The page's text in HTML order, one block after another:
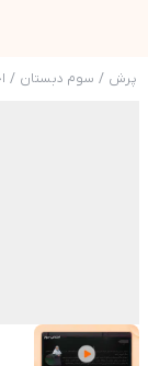
پرش / سوم دبستان /